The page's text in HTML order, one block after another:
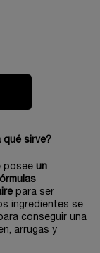
qué sirve?
posee un
para ser
ingredientes se
conseguir una
arrugas y